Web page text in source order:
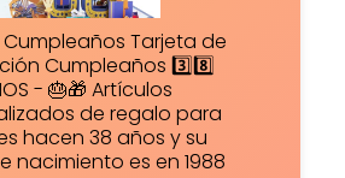
Tarjeta de
Cumpleaños 3️⃣8️⃣
- 🎂🎁 Artículos
de regalo para
hacen 38 años y su
nacimiento es en 1988